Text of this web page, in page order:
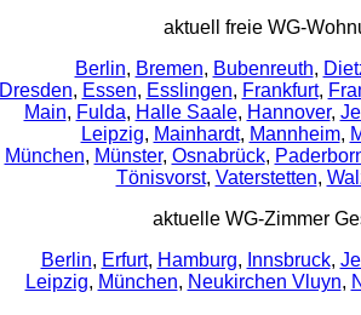
aktuell freie WG-
Berlin, Bremen, Bubenreuth,
Dresden, Essen, Esslingen, Frankfurt,
Main, Fulda, Halle Saale, Hannover,
Leipzig, Mainhardt, Mannheim,
München, Münster, Osnabrück,
Tönisvorst, Vaterstetten,
aktuelle WG-Zimmer
Berlin, Erfurt, Hamburg, Innsbruck,
Leipzig, München, Neukirchen Vluyn,